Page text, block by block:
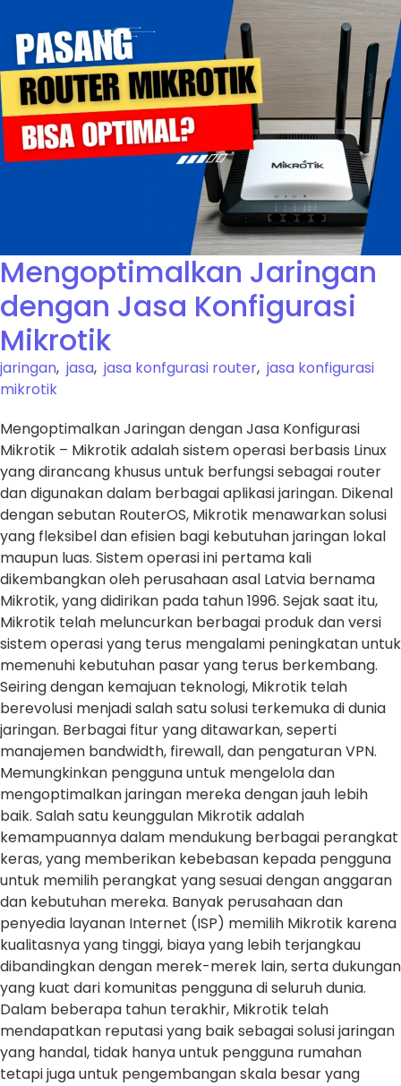
Mengoptimalkan Jaringan
dengan Jasa Konfigurasi
Mikrotik
jaringan, jasa, jasa konfgurasi router, jasa konfigurasi
mikrotik
Mengoptimalkan Jaringan dengan Jasa Konfigurasi
Mikrotik – Mikrotik adalah sistem operasi berbasis Linux
yang dirancang khusus untuk berfungsi sebagai router
dan digunakan dalam berbagai aplikasi jaringan. Dikenal
dengan sebutan RouterOS, Mikrotik menawarkan solusi
yang fleksibel dan efisien bagi kebutuhan jaringan lokal
maupun luas. Sistem operasi ini pertama kali
dikembangkan oleh perusahaan asal Latvia bernama
Mikrotik, yang didirikan pada tahun 1996. Sejak saat itu,
Mikrotik telah meluncurkan berbagai produk dan versi
sistem operasi yang terus mengalami peningkatan untuk
memenuhi kebutuhan pasar yang terus berkembang.
Seiring dengan kemajuan teknologi, Mikrotik telah
berevolusi menjadi salah satu solusi terkemuka di dunia
jaringan. Berbagai fitur yang ditawarkan, seperti
manajemen bandwidth, firewall, dan pengaturan VPN.
Memungkinkan pengguna untuk mengelola dan
mengoptimalkan jaringan mereka dengan jauh lebih
baik. Salah satu keunggulan Mikrotik adalah
kemampuannya dalam mendukung berbagai perangkat
keras, yang memberikan kebebasan kepada pengguna
untuk memilih perangkat yang sesuai dengan anggaran
dan kebutuhan mereka. Banyak perusahaan dan
penyedia layanan Internet (ISP) memilih Mikrotik karena
kualitasnya yang tinggi, biaya yang lebih terjangkau
dibandingkan dengan merek-merek lain, serta dukungan
yang kuat dari komunitas pengguna di seluruh dunia.
Dalam beberapa tahun terakhir, Mikrotik telah
mendapatkan reputasi yang baik sebagai solusi jaringan
yang handal, tidak hanya untuk pengguna rumahan
tetapi juga untuk pengembangan skala besar yang